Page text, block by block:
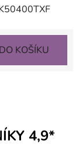
DO KOŠÍKU
4,9*